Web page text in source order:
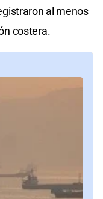
al menos
costera.